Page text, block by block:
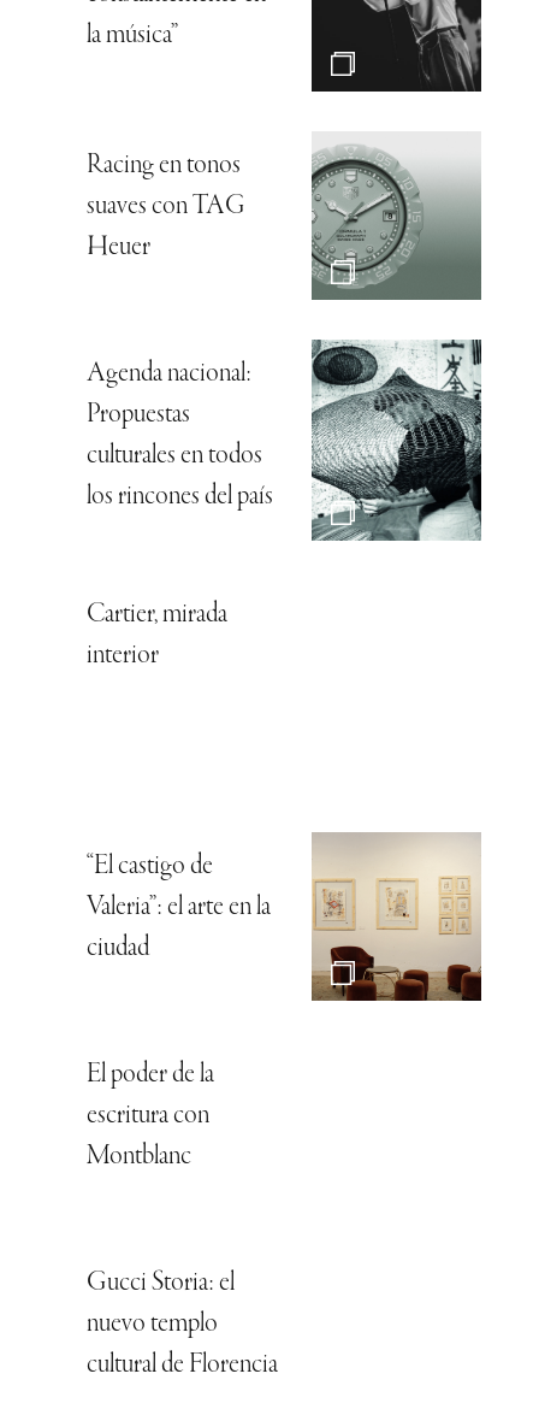
la música”
Racing en tonos
suaves con TAG
Heuer
Agenda nacional:
Propuestas
culturales en todos
los rincones del país
Cartier, mirada
interior
“El castigo de
Valeria”: el arte en la
ciudad
El poder de la
escritura con
Montblanc
Gucci Storia: el
nuevo templo
cultural de Florencia